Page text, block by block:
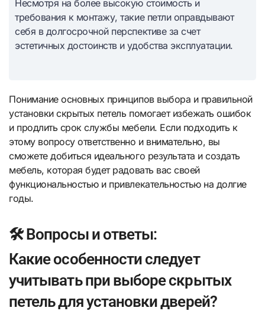
Несмотря на более высокую стоимость и
требования к монтажу, такие петли оправдывают
себя в долгосрочной перспективе за счет
эстетичных достоинств и удобства эксплуатации.
Понимание основных принципов выбора и правильной
установки скрытых петель помогает избежать ошибок
и продлить срок службы мебели. Если подходить к
этому вопросу ответственно и внимательно, вы
сможете добиться идеального результата и создать
мебель, которая будет радовать вас своей
функциональностью и привлекательностью на долгие
годы.
🛠️ Вопросы и ответы:
Какие особенности следует
учитывать при выборе скрытых
петель для установки дверей?